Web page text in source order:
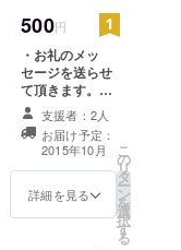
ンの子供達
の漫画図書
館」はお陰
さまでオー
プン１周年
を迎えまし
500円
・お礼のメッ
セージを送らせ
て頂きます。
(Email)
支援者：2人
お届け予定：
2015年10月
詳細を見る
こ
の
リ
タ
ー
ン
を
選
択
す
る